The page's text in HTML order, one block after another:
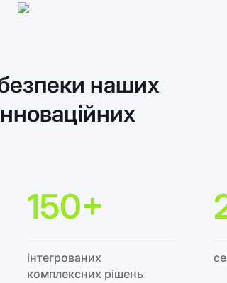
наших
150+
інтегрованих
комплексних рішень